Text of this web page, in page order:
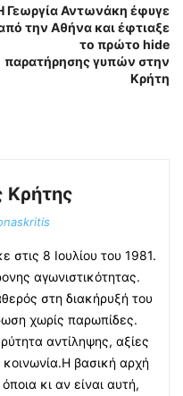
Γεωργία Αντωνάκη έφυγε
την Αθήνα και έφτιαξε
το πρώτο hide
παρατήρησης γυπών στην
Κρήτη
Κρήτης
στις 8 Ιουλίου του 1981.
αγωνιστικότητας.
στη διακήρυξή του
χωρίς παρωπίδες.
αντίληψης, αξίες
βασική αρχή
κι αν είναι αυτή,